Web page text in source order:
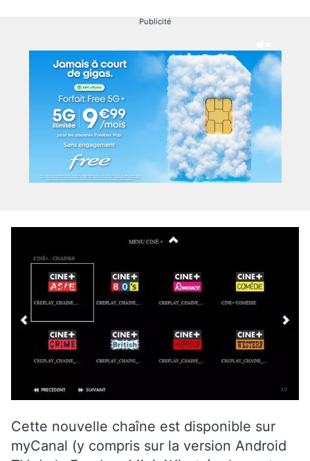
Publicité
Cette nouvelle chaîne est disponible sur
myCanal (y compris sur la version Android